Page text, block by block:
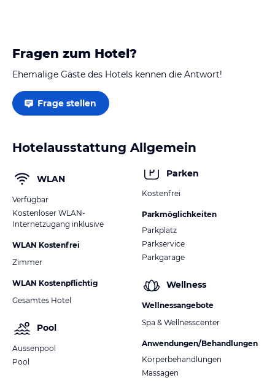
Fragen zum Hotel?
Ehemalige Gäste des Hotels kennen die Antwort!
Frage stellen
Hotelausstattung Allgemein
WLAN
Verfügbar
Kostenloser WLAN-
Internetzugang inklusive
WLAN Kostenfrei
Zimmer
WLAN Kostenpflichtig
Gesamtes Hotel
Pool
Aussenpool
Pool
Parken
Kostenfrei
Parkmöglichkeiten
Parkplatz
Parkservice
Parkgarage
Wellness
Wellnessangebote
Spa & Wellnesscenter
Anwendungen/Behandlungen
Körperbehandlungen
Massagen